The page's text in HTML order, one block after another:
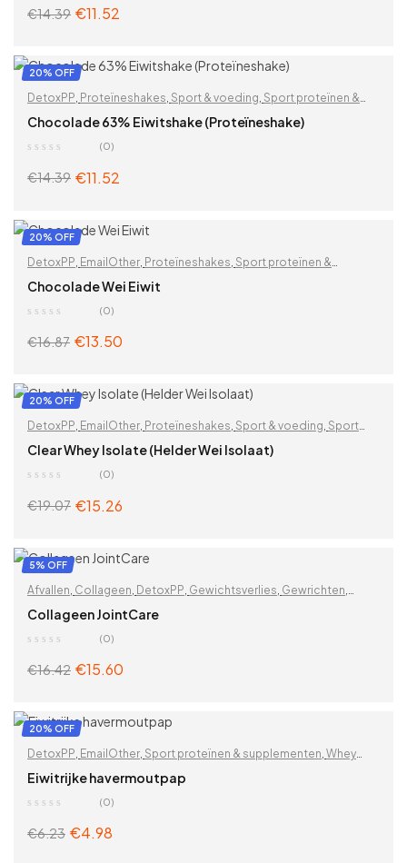
€14.39 €11.52
ADD TO CART
20% OFF
DetoxPP, Proteïneshakes, Sport & voeding, Sport proteïnen &
supplementen, Vegan proteïnen, Voor mannen,Voor Veganisten
Chocolade 63% Eiwitshake (Proteïneshake)
(0)
€14.39 €11.52
20% OFF
DetoxPP EmailOther Proteïneshakes Sport proteïnen &
supplementen,Whey proteïnen
Chocolade Wei Eiwit
(0)
€16.87 €13.50
ADD TO CART
20% OFF
DetoxPP, EmailOther, Proteïneshakes, Sport & voeding, Sport
proteïnen & supplementen,Whey proteïnen
Clear Whey Isolate (Helder Wei Isolaat)
(0)
€19.07 €15.26
5% OFF
Afvallen Collageen DetoxPP Gewichtsverlies Gewrichten
Gewrichten & spieren,Sport proteïnen & supplementen
Collageen JointCare
(0)
€16.42 €15.60
ADD TO CART
20% OFF
DetoxPP, EmailOther, Sport proteïnen & supplementen, Whey
proteïnen
Eiwitrijke havermoutpap
(0)
€6.23 €4.98